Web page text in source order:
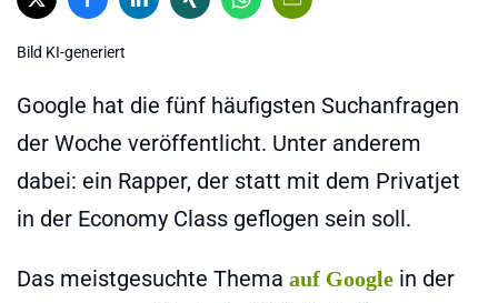
Bild KI-generiert
Google hat die fünf häufigsten Suchanfragen
der Woche veröffentlicht. Unter anderem
dabei: ein Rapper, der statt mit dem Privatjet
in der Economy Class geflogen sein soll.
Das meistgesuchte Thema auf Google in der